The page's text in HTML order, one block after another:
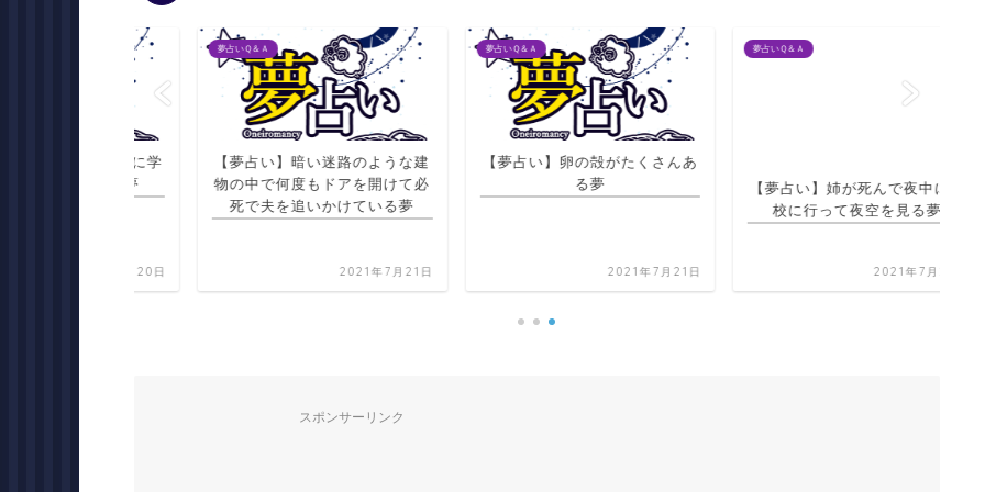
夢占いＱ＆Ａ
【夢占い】暗い迷路のような建
物の中で何度もドアを開けて必
死で夫を追いかけている夢
2021年7月21日
夢占いＱ＆Ａ
【夢占い】卵の殻がたくさんあ
2021年7月21日
夢占いＱ＆Ａ
校に行って夜空を見る夢
2021年7月20日
スポンサーリンク